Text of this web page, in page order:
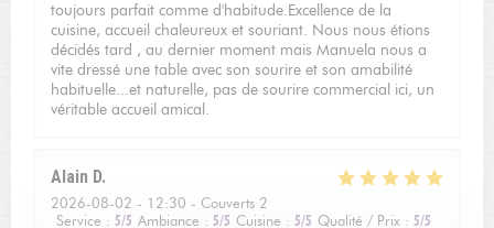
toujours parfait comme d'habitude.Excellence de la
cuisine, accueil chaleureux et souriant. Nous nous étions
décidés tard , au dernier moment mais Manuela nous a
vite dressé une table avec son sourire et son amabilité
habituelle...et naturelle, pas de sourire commercial ici, un
véritable accueil amical.
Alain D
2026-08-02 - 12:30 - Couverts 2
Service : 5/5 Ambiance : 5/5 Cuisine : 5/5 Qualité / Prix : 5/5